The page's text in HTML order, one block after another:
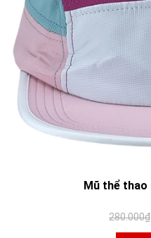
Mũ thể thao
280.000₫